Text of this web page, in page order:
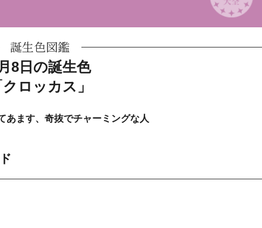
誕生色図鑑
8日の誕生色
クロッカス」
あます、奇抜でチャーミングな人